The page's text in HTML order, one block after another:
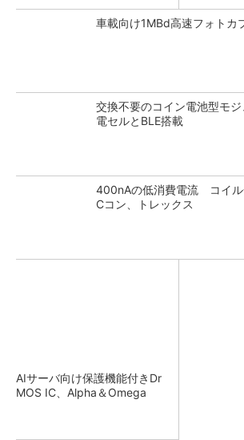
車載向け1MBd高速フォトカ
交換不要のコイン電池型モ
電セルとBLE搭載
400nAの低消費電流 コイル
Cコン、トレックス
AIサーバ向け保護機能付きDr
MOS IC、Alpha＆Omega